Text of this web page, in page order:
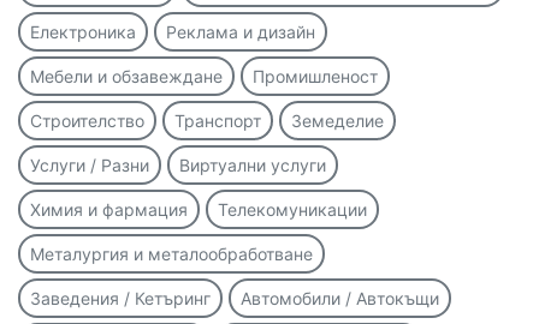
Електроника Реклама и дизайн
Мебели и обзавеждане Промишленост
Строителство Транспорт Земеделие
Услуги / Разни Виртуални услуги
Химия и фармация Телекомуникации
Металургия и металообработване
Заведения / Кетъринг Автомобили / Автокъщи